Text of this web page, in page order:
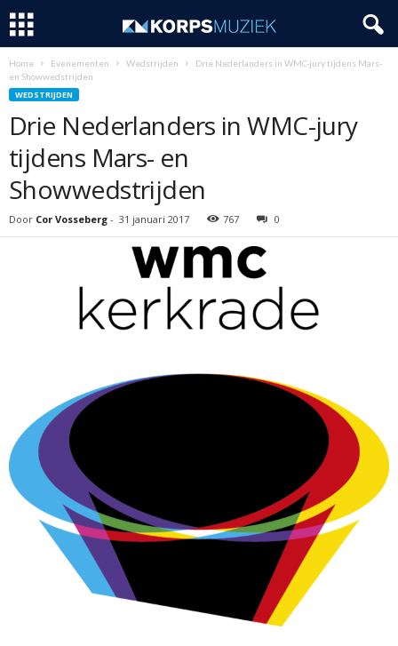
Home Evenementen Wedstrijden
Drie Nederlanders in WMC-jury tijdens Mars-
en Showwedstrijden
WEDSTRIJDEN
Drie Nederlanders in WMC-jury
tijdens Mars- en
Showwedstrijden
Door Cor Vosseberg - 31 januari 2017 767 0